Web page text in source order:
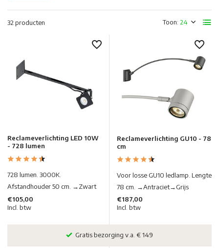
32 producten Toon:
Reclameverlichting LED 10W
- 728 lumen
728 lumen. 3000K.
Afstandhouder 50 cm. →Zwart
€105,00
Incl. btw
Reclameverlichting GU10 - 78
cm
Voor losse GU10 ledlamp. Lengte
78 cm. →Antraciet→Grijs
€187,00
Incl. btw
Al 20 jaar dé lichtspecialist in Nederland & België